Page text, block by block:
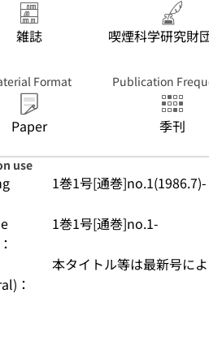
雑誌 喫煙科学研究財
Format
Paper
Publication
季刊
use
1巻1号[通巻]no.1(1986.7)-
1巻1号[通巻]no.1-
：
本タイトル等は最新号に